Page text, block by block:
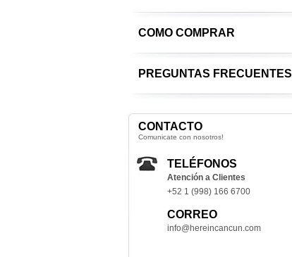
COMO COMPRAR
PREGUNTAS FRECUENTES
CONTACTO
Comunicate con nosotros!
TELÉFONOS
Atención a Clientes
+52 1 (998) 166 6700
CORREO
info@hereincancun.com